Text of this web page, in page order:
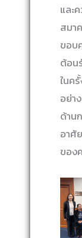
และ
สมา
ขอบ
ต้อน
ในค
อย่า
ด้าน
อาศั
ของ